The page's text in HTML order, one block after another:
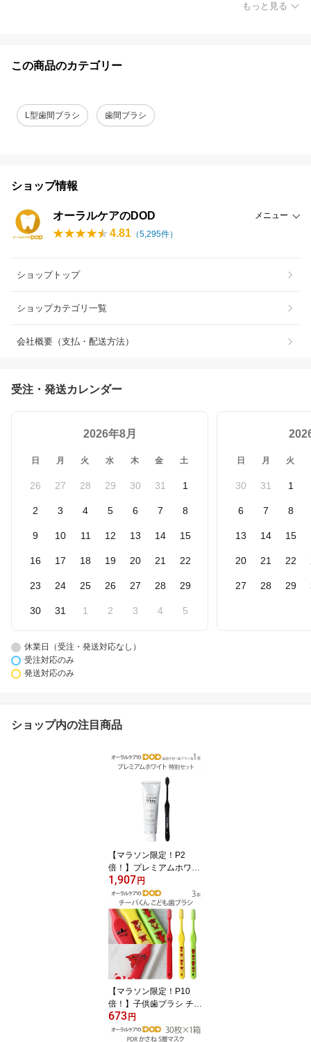
もっと見る
この商品のカテゴリー
L型歯間ブラシ 歯間ブラシ
ショップ情報
オーラルケアのDOD メニュー
4.81 （5,295件）
ショップトップ
ショップカテゴリ一覧
会社概要（支払・配送方法）
受注・発送カレンダー
2026年8月
日 月 火 水 木 金 土
26 27 28 29 30 31 1
2 3 4 5 6 7 8
9 10 11 12 13 14 15
16 17 18 19 20 21 22
23 24 25 26 27 28 29
30 31 1 2 3 4 5
日 月 火
30 31 1
6 7 8
13 14 15
20 21 22
27 28 29
休業日（受注・発送対応なし）
受注対応のみ
発送対応のみ
ショップ内の注目商品
【マラソン限定！P2
倍！】プレミアムホワイ
ト特別セット 歯磨き粉1
本＋歯ブラシ1本セット
ホワイトニングだけでは
終わらないトータルケア
セット ギフト【発泡剤無
配合】【父の日】【メー
ル便不可】
1,907円
【マラソン限定！P10
倍！】子供歯ブラシ チー
バくん こども歯ブラシ 3
色アソート 日本製 3本
673円